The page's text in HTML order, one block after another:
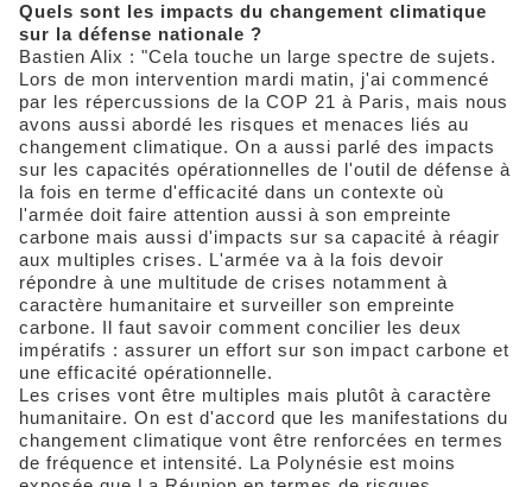
Quels sont les impacts du changement climatique
sur la défense nationale ?
Bastien Alix : "Cela touche un large spectre de sujets.
Lors de mon intervention mardi matin, j'ai commencé
par les répercussions de la COP 21 à Paris, mais nous
avons aussi abordé les risques et menaces liés au
changement climatique. On a aussi parlé des impacts
sur les capacités opérationnelles de l'outil de défense à
la fois en terme d'efficacité dans un contexte où
l'armée doit faire attention aussi à son empreinte
carbone mais aussi d'impacts sur sa capacité à réagir
aux multiples crises. L'armée va à la fois devoir
répondre à une multitude de crises notamment à
caractère humanitaire et surveiller son empreinte
carbone. Il faut savoir comment concilier les deux
impératifs : assurer un effort sur son impact carbone et
une efficacité opérationnelle.
Les crises vont être multiples mais plutôt à caractère
humanitaire. On est d'accord que les manifestations du
changement climatique vont être renforcées en termes
de fréquence et intensité. La Polynésie est moins